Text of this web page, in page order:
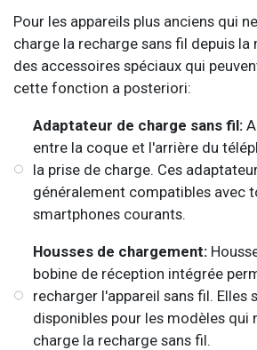
Pour les appareils plus anciens qui
charge la recharge sans fil depuis la
des accessoires spéciaux qui
cette fonction a posteriori:
Adaptateur de charge sans fil:
entre la coque et l'arrière du
la prise de charge. Ces
généralement compatibles avec
smartphones courants.
Housses de chargement:
bobine de réception intégrée
recharger l'appareil sans fil. Elles
disponibles pour les modèles qui
charge la recharge sans fil.